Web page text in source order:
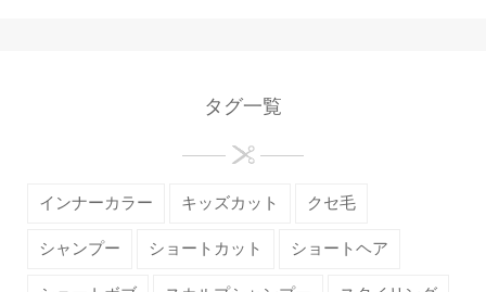
タグ一覧
インナーカラー キッズカット
クセ毛
シャンプー
ショートカット
ショートヘア